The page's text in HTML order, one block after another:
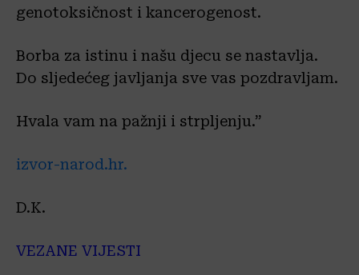
genotoksičnost i kancerogenost.
Borba za istinu i našu djecu se nastavlja.
Do sljedećeg javljanja sve vas pozdravljam.
Hvala vam na pažnji i strpljenju.”
izvor-narod.hr.
D.K.
VEZANE VIJESTI